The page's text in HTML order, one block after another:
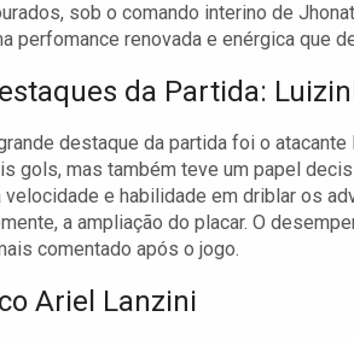
sob o comando interino de
perfomance renovada e enérgica que
da Partida:
destaque da partida foi o
gols, mas também teve um papel
e habilidade em driblar os
a ampliação do placar. O
comentado após o jogo.
Ariel Lanzini